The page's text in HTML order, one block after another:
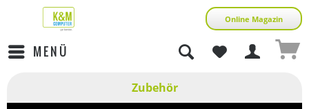
Online Magazin
MENÜ
Zubehör